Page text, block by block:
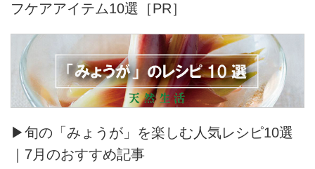
フケアアイテム10選［PR］
▶旬の「みょうが」を楽しむ人気レシピ10選
｜7月のおすすめ記事